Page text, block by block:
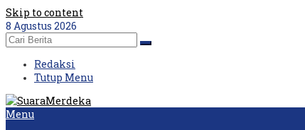
Skip to content
8 Agustus 2026
Redaksi
Tutup Menu
Menu